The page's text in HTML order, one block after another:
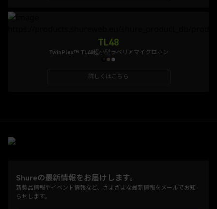
TL48
TwinPlex™ TL48超小型ラベリアマイクロホン
詳しくはこちら
Shureの最新情報をお届けします。
新製品情報やイベント情報など、さまざまな最新情報をメールでお知
らせします。